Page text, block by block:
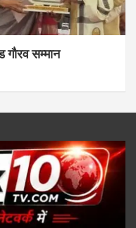
गौरव सम्मान